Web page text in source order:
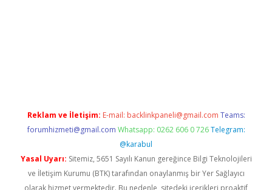
Reklam ve İletişim: E-mail: backlinkpaneli@gmail.com Teams:
forumhizmeti@gmail.com Whatsapp: 0262 606 0 726 Telegram:
@karabul
Yasal Uyarı: Sitemiz, 5651 Sayılı Kanun gereğince Bilgi Teknolojileri
ve İletişim Kurumu (BTK) tarafından onaylanmış bir Yer Sağlayıcı
olarak hizmet vermektedir. Bu nedenle, sitedeki içerikleri proaktif